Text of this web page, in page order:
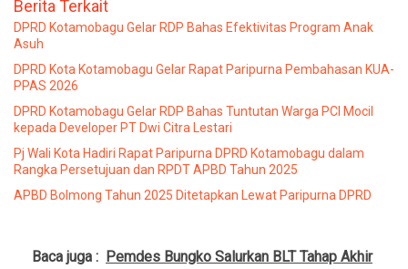
Berita Terkait
DPRD Kotamobagu Gelar RDP Bahas Efektivitas Program Anak
Asuh
DPRD Kota Kotamobagu Gelar Rapat Paripurna Pembahasan KUA-
PPAS 2026
DPRD Kotamobagu Gelar RDP Bahas Tuntutan Warga PCI Mocil
kepada Developer PT Dwi Citra Lestari
Pj Wali Kota Hadiri Rapat Paripurna DPRD Kotamobagu dalam
Rangka Persetujuan dan RPDT APBD Tahun 2025
APBD Bolmong Tahun 2025 Ditetapkan Lewat Paripurna DPRD
Baca juga : Pemdes Bungko Salurkan BLT Tahap Akhir